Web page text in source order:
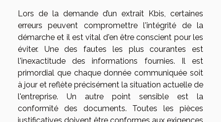
Lors de la demande d’un extrait Kbis, certaines
erreurs peuvent compromettre l'intégrité de la
démarche et il est vital d'en être conscient pour les
éviter. Une des fautes les plus courantes est
l'inexactitude des informations fournies. Il est
primordial que chaque donnée communiquée soit
à jour et reflète précisément la situation actuelle de
l'entreprise. Un autre point sensible est la
conformité des documents. Toutes les pièces
justificatives doivent être conformes aux exigences